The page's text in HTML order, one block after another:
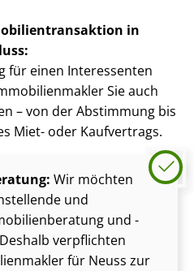
in
für einen Interessenten
Sie auch
– von der Abstimmung bis
Miet- oder Kaufvertrags.
Wir möchten
und
und -
verpflichten
für Neuss zur